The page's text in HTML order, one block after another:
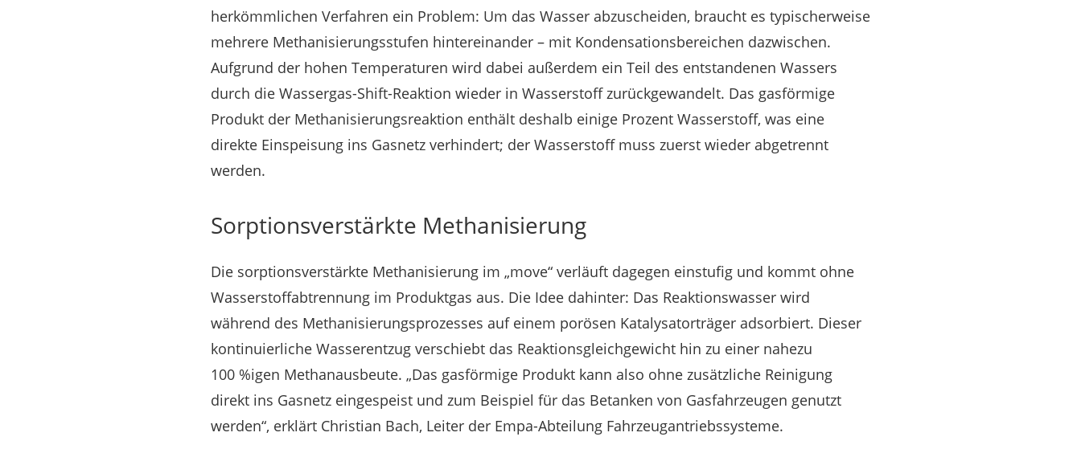
herkömmlichen Verfahren ein Problem: Um das Wasser abzuscheiden, braucht es typischerweise
mehrere Methanisierungsstufen hintereinander – mit Kondensationsbereichen dazwischen.
Aufgrund der hohen Temperaturen wird dabei außerdem ein Teil des entstandenen Wassers
durch die Wassergas-Shift-Reaktion wieder in Wasserstoff zurückgewandelt. Das gasförmige
Produkt der Methanisierungsreaktion enthält deshalb einige Prozent Wasserstoff, was eine
direkte Einspeisung ins Gasnetz verhindert; der Wasserstoff muss zuerst wieder abgetrennt
werden.
Sorptionsverstärkte Methanisierung
Die sorptionsverstärkte Methanisierung im „move“ verläuft dagegen einstufig und kommt ohne
Wasserstoffabtrennung im Produktgas aus. Die Idee dahinter: Das Reaktionswasser wird
während des Methanisierungsprozesses auf einem porösen Katalysatorträger adsorbiert. Dieser
kontinuierliche Wasserentzug verschiebt das Reaktionsgleichgewicht hin zu einer nahezu
100 %igen Methanausbeute. „Das gasförmige Produkt kann also ohne zusätzliche Reinigung
direkt ins Gasnetz eingespeist und zum Beispiel für das Betanken von Gasfahrzeugen genutzt
werden“, erklärt Christian Bach, Leiter der Empa-Abteilung Fahrzeugantriebssysteme.